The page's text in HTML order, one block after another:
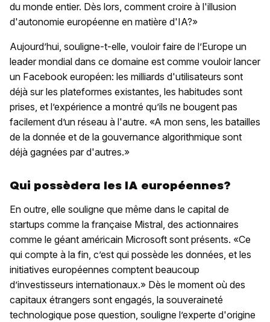
du monde entier. Dès lors, comment croire à l'illusion
d'autonomie européenne en matière d'IA?»
Aujourd’hui, souligne-t-elle, vouloir faire de l’Europe un
leader mondial dans ce domaine est comme vouloir lancer
un Facebook européen: les milliards d'utilisateurs sont
déjà sur les plateformes existantes, les habitudes sont
prises, et l’expérience a montré qu’ils ne bougent pas
facilement d’un réseau à l'autre. «A mon sens, les batailles
de la donnée et de la gouvernance algorithmique sont
déjà gagnées par d'autres.»
Qui possèdera les IA européennes?
En outre, elle souligne que même dans le capital de
startups comme la française Mistral, des actionnaires
comme le géant américain Microsoft sont présents. «Ce
qui compte à la fin, c’est qui possède les données, et les
initiatives européennes comptent beaucoup
d’investisseurs internationaux.» Dès le moment où des
capitaux étrangers sont engagés, la souveraineté
technologique pose question, souligne l’experte d'origine